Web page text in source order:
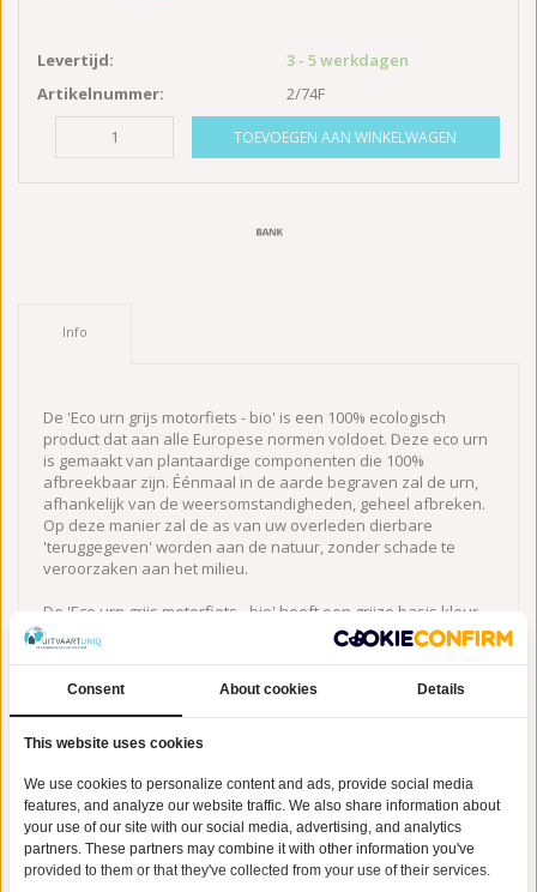
Levertijd:
3 - 5 werkdagen
Artikelnummer:
2/74F
TOEVOEGEN AAN WINKELWAGEN
Info
De 'Eco urn grijs motorfiets - bio' is een 100% ecologisch
product dat aan alle Europese normen voldoet. Deze eco urn
is gemaakt van plantaardige componenten die 100%
afbreekbaar zijn. Éénmaal in de aarde begraven zal de urn,
afhankelijk van de weersomstandigheden, geheel afbreken.
Op deze manier zal de as van uw overleden dierbare
'teruggegeven' worden aan de natuur, zonder schade te
veroorzaken aan het milieu.
De 'Eco urn grijs motorfiets - bio' heeft een grijze basis kleur
en is bovenaan voorzien van een prachtige afbeelding van
een motorrijder die naar een zonsondergang kijkt, met een
grijskleurige urn. Het gedeelte van de urn dat een afbeelding
bevat, realiseert een prachtig effect en doorbreekt de urn op
een subtiele, maar unieke wijze. De urn is 27,5 cm hoog,
ook voor kiezen om deze unieke urn in eerste instantie een
mooi plekje in huis te geven, alvorens u de urn gaat begraven
in de aarde. Afscheid nemen hoeft dus niet meteen, u kiest
zelf het juiste moment uit. Prachtigebiologisch afbreekbare
urnen, voor een Eerlijke prijs bij UitvaartUniq.nl.
Consent About cookies Details
This website uses cookies
We use cookies to personalize content and ads, provide social media
features, and analyze our website traffic. We also share information about
your use of our site with our social media, advertising, and analytics
partners. These partners may combine it with other information you've
provided to them or that they've collected from your use of their services.